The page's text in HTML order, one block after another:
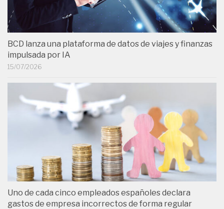
BCD lanza una plataforma de datos de viajes y finanzas
impulsada por IA
15/07/2026
Uno de cada cinco empleados españoles declara
gastos de empresa incorrectos de forma regular